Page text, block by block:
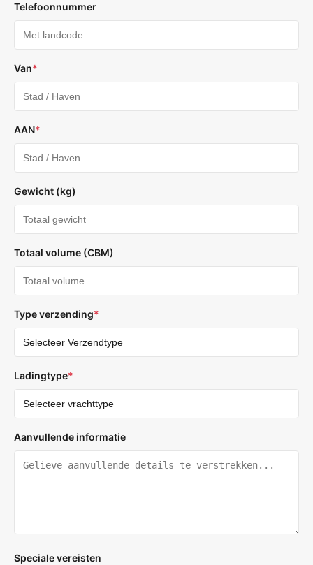
Telefoonnummer
Van*
AAN*
Gewicht (kg)
Totaal volume (CBM)
Type verzending*
Ladingtype*
Aanvullende informatie
Speciale vereisten